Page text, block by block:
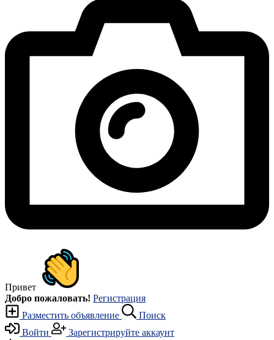
Привет
Добро пожаловать! Регистрация
Разместить объявление
Поиск
Войти
Зарегистрируйте аккаунт